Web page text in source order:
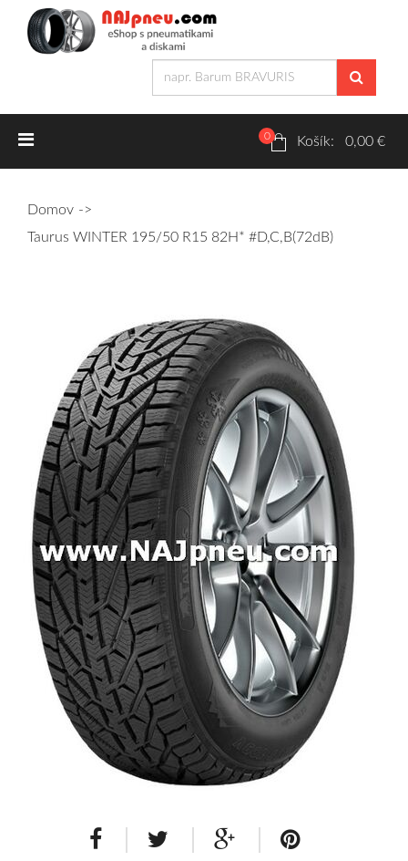
Letné pneumatiky
Osobné/crossover + malé úžitkové
SUV/crossover + OFFRoad-ové
Dodávkové + malé úžitkové
Celoročné pneumatiky
Osobné/crossover + malé úžitkové
SUV/crossover + OFFRoad-ové
Dodávkové + malé úžitkové
Disky
Hliníkové / ALU disky / Elektróny
Plechové
0 Košík: 0,00 €
Domov
Taurus WINTER 195/50 R15 82H* #D,C,B(72dB)